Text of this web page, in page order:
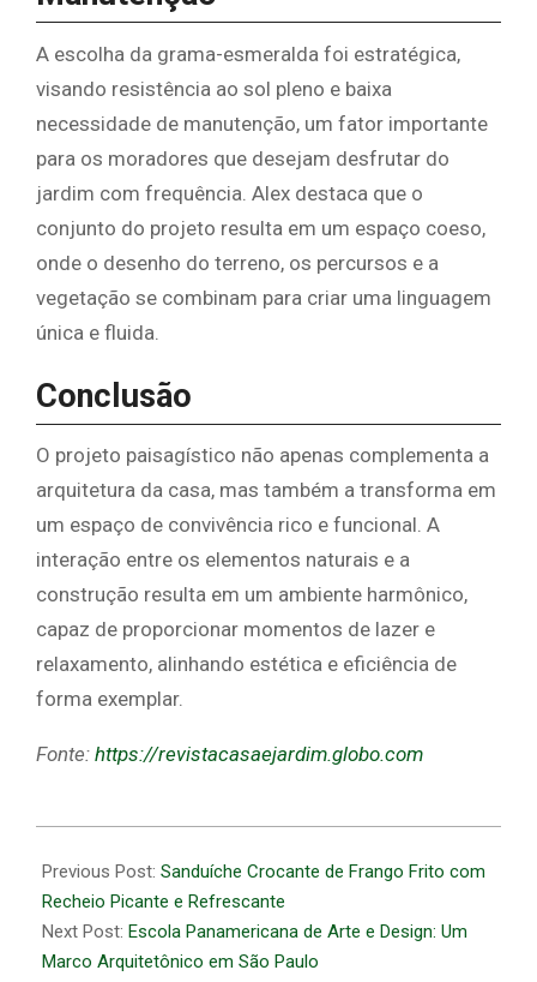
A escolha da grama-esmeralda foi estratégica,
visando resistência ao sol pleno e baixa
necessidade de manutenção, um fator importante
para os moradores que desejam desfrutar do
jardim com frequência. Alex destaca que o
conjunto do projeto resulta em um espaço coeso,
onde o desenho do terreno, os percursos e a
vegetação se combinam para criar uma linguagem
única e fluida.
Conclusão
O projeto paisagístico não apenas complementa a
arquitetura da casa, mas também a transforma em
um espaço de convivência rico e funcional. A
interação entre os elementos naturais e a
construção resulta em um ambiente harmônico,
capaz de proporcionar momentos de lazer e
relaxamento, alinhando estética e eficiência de
forma exemplar.
Fonte: https://revistacasaejardim.globo.com
05-
05
Previous Post: Sanduíche Crocante de Frango Frito com
Recheio Picante e Refrescante
Next Post: Escola Panamericana de Arte e Design: Um
Marco Arquitetônico em São Paulo